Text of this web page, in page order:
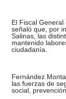
El Fiscal
señaló que, por
Salinas, las
mantenido
ciudadanía.
Fernández
las fuerzas de
social,